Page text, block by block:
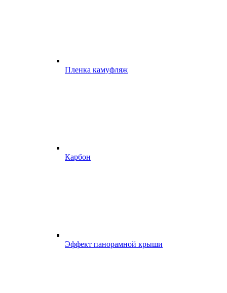
Пленка камуфляж
Карбон
Эффект панорамной крыши